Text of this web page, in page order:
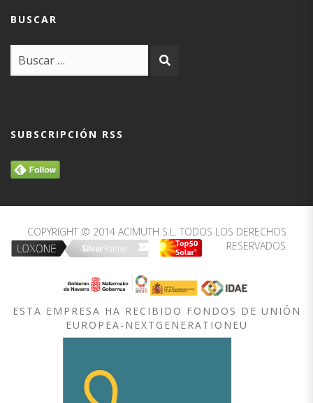
BUSCAR
SUBSCRIPCIÓN RSS
COPYRIGHT © 2014 ACIMUTH S.L. TODOS LOS DERECHOS
RESERVADOS.
ESTA EMPRESA HA RECIBIDO FONDOS DE UNIÓN
EUROPEA-NEXTGENERATIONEU